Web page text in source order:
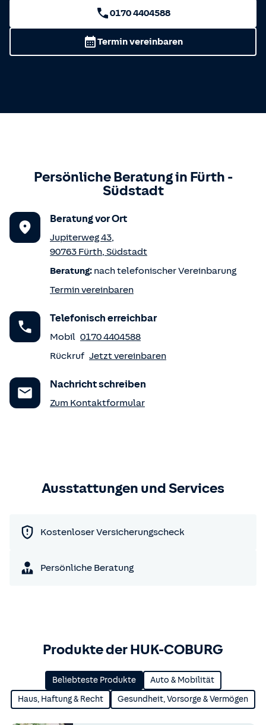
0170 4404588
Termin vereinbaren
Persönliche Beratung in Fürth -
Südstadt
Beratung vor Ort
Jupiterweg 43,
90763 Fürth, Südstadt
Beratung: nach telefonischer Vereinbarung
Termin vereinbaren
Telefonisch erreichbar
Mobil 0170 4404588
Rückruf Jetzt vereinbaren
Nachricht schreiben
Zum Kontaktformular
Ausstattungen und Services
Kostenloser Versicherungscheck
Persönliche Beratung
Produkte der HUK-COBURG
Beliebteste Produkte Auto & Mobilität
Haus, Haftung & Recht Gesundheit, Vorsorge & Vermögen